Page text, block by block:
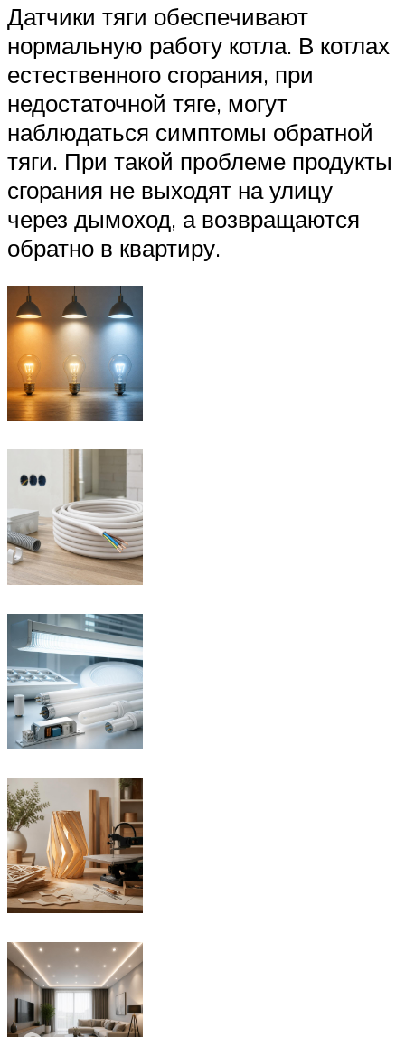
Датчики тяги обеспечивают
нормальную работу котла. В котлах
естественного сгорания, при
недостаточной тяге, могут
наблюдаться симптомы обратной
тяги. При такой проблеме продукты
сгорания не выходят на улицу
через дымоход, а возвращаются
обратно в квартиру.